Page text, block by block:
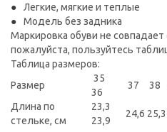
Легкие, мягкие и теплые
Модель без задника
Маркировка обуви не
пожалуйста, пользуйтесь
Таблица размеров:
Размер
35
36
37 38
Длина по
стельке, см
23,3
23,9
24,6 25,3